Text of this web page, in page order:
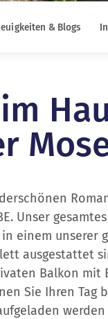
& Blogs
Unser
einem unserer
ausgestattet
Balkon mit
Sie Ihren Tag